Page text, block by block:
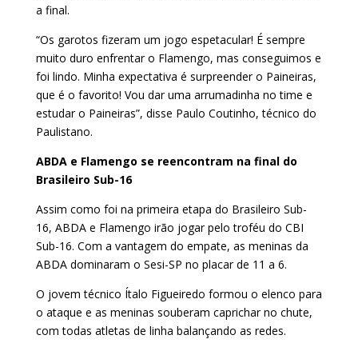
a final.
“Os garotos fizeram um jogo espetacular! É sempre
muito duro enfrentar o Flamengo, mas conseguimos e
foi lindo. Minha expectativa é surpreender o Paineiras,
que é o favorito! Vou dar uma arrumadinha no time e
estudar o Paineiras”, disse Paulo Coutinho, técnico do
Paulistano.
ABDA e Flamengo se reencontram na final do
Brasileiro Sub-16
Assim como foi na primeira etapa do Brasileiro Sub-
16, ABDA e Flamengo irão jogar pelo troféu do CBI
Sub-16. Com a vantagem do empate, as meninas da
ABDA dominaram o Sesi-SP no placar de 11 a 6.
O jovem técnico Ítalo Figueiredo formou o elenco para
o ataque e as meninas souberam caprichar no chute,
com todas atletas de linha balançando as redes.